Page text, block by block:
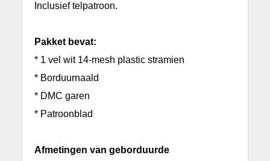
Inclusief telpatroon.
Pakket bevat:
* 1 vel wit 14-mesh plastic stramien
* Borduurnaald
* DMC garen
* Patroonblad
Afmetingen van geborduurde